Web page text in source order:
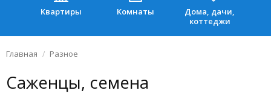
Квартиры Комнаты
Дома, дачи,
коттеджи
Главная Разное
Саженцы, семена